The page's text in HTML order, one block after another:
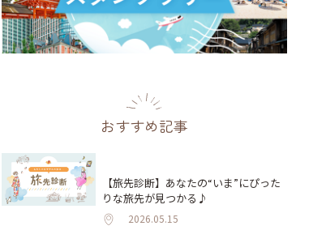
おすすめ記事
【旅先診断】あなたの“いま”にぴった
りな旅先が見つかる♪
2026.05.15